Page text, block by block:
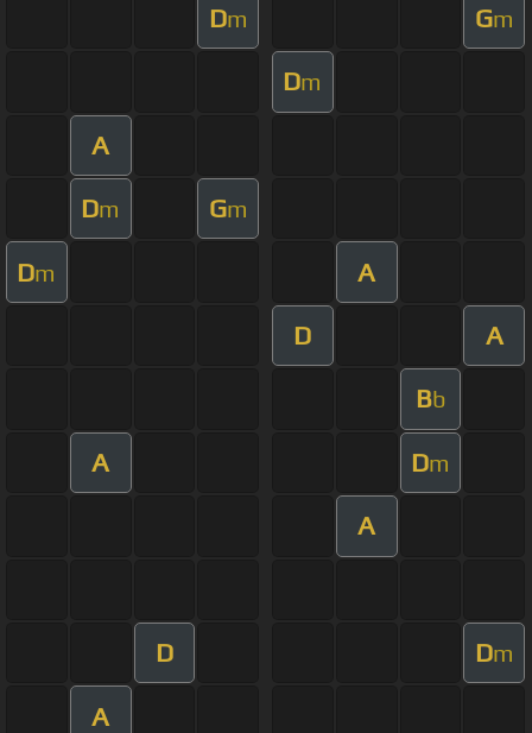
Dm Gm
Dm
A
Dm Gm
Dm A
D A
Bb
A Dm
A
D Dm
A